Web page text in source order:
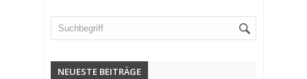
NEUESTE BEITRÄGE